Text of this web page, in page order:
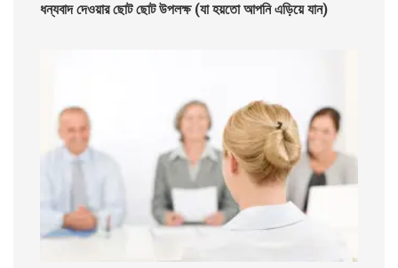
ধন্যবাদ দেওয়ার ছোট ছোট উপলক্ষ (যা হয়তো আপনি এড়িয়ে যান)